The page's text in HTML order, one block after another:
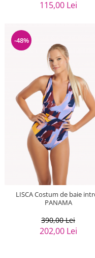
115,00 Lei
-48%
LISCA Costum de baie
PANAMA
390,00 Lei
202,00 Lei